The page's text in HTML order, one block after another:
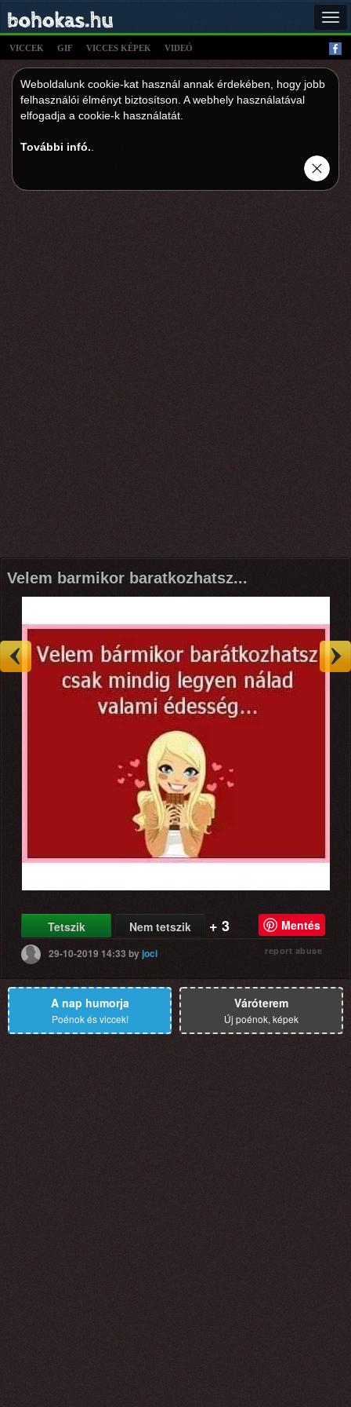
VICCEK GIF VICCES KÉPEK VIDEÓ
Weboldalunk cookie-kat használ annak érdekében, hogy jobb
felhasználói élményt biztosítson. A webhely használatával
elfogadja a cookie-k használatát.
További infó.
Velem barmikor baratkozhatsz...
Tetszik Nem tetszik + 3 Mentés
29-10-2019 14:33byjoci report abuse
A nap humorja
Poénok és viccek!
Váróterem
Új poénok, képek